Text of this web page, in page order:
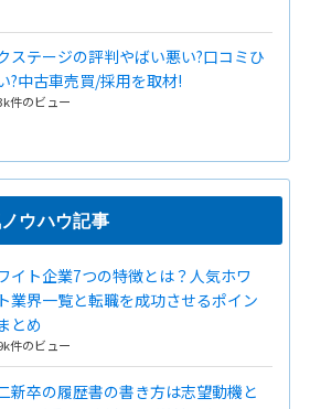
ステージの評判やばい悪い?口コミひ
?中古車売買/採用を取材!
件のビュー
ウハウ記事
イト企業7つの特徴とは？人気ホワ
業界一覧と転職を成功させるポイン
とめ
件のビュー
新卒の履歴書の書き方は志望動機と